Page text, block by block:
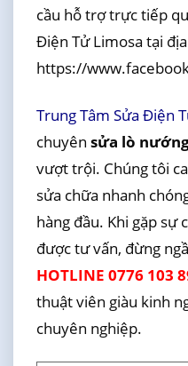
cầu hỗ trợ trực tiếp
Điện Tử Limosa tại
https://
Trung Tâm Sửa Điện
chuyên sửa lò
vượt trội. Chúng tôi
sửa chữa nhanh
hàng đầu. Khi gặp sự
được tư vấn, đừng
HOTLINE 0776 103
thuật viên giàu kinh
chuyên nghiệp.